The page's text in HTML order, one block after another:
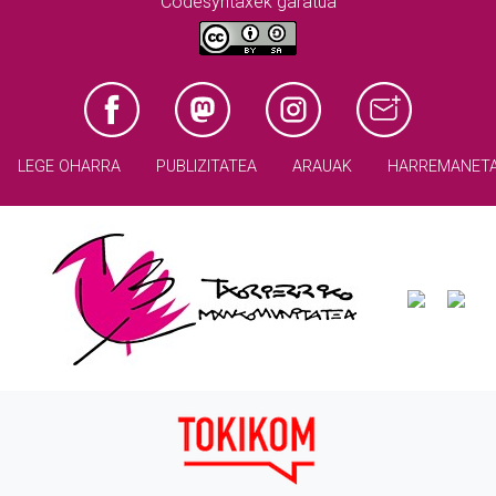
LEGE OHARRA PUBLIZITATEA ARAUAK